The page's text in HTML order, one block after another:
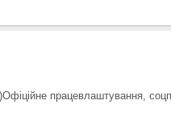
працевлаштування,